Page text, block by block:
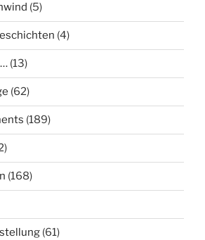
(5)
(4)
(13)
(62)
(189)
(168)
(61)